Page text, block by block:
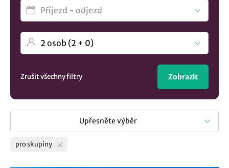
Zrušit všechny filtry Zobrazit
Upřesněte výběr
pro skupiny